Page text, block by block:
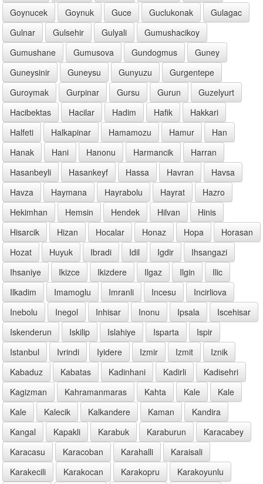
Goynucek
Goynuk Guce Guclukonak
Gulagac
Gulnar
Gulsehir Gulyali
Gumushacikoy
Gumushane
Gumusova Gundogmus
Guney
Guneysinir
Guneysu Gunyuzu
Gurgentepe
Guroymak
Gurpinar Gursu Gurun
Guzelyurt
Hacibektas
Hacilar Hadim Hafik
Hakkari
Halfeti
Halkapinar Hamamozu Hamur
Han
Hanak
Hani Hanonu Harmancik
Harran
Hasanbeyli
Hasankeyf Hassa Havran
Havsa
Havza
Haymana Hayrabolu Hayrat
Hazro
Hekimhan
Hemsin Hendek Hilvan
Hinis
Hisarcik
Hizan Hocalar Honaz Hopa
Horasan
Hozat
Huyuk Ibradi Idil Igdir
Ihsangazi
Ihsaniye
Ikizce Ikizdere Ilgaz Ilgin
Ilic
Ilkadim
Imamoglu Imranli Incesu
Incirliova
Inebolu
Inegol Inhisar Inonu Ipsala
Iscehisar
Iskenderun
Iskilip Islahiye Isparta
Ispir
Istanbul
Ivrindi Iyidere Izmir Izmit
Iznik
Kabaduz
Kabatas Kadinhani Kadirli
Kadisehri
Kagizman
Kahramanmaras Kahta Kale
Kale
Kale
Kalecik Kalkandere Kaman
Kandira
Kangal
Kapakli Karabuk Karaburun
Karacabey
Karacasu
Karacoban Karahalli
Karaisali
Karakecili
Karakocan Karakopru
Karakoyunlu